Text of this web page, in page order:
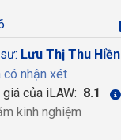
Lưu Thị Thu Hiền
có nhận xét
của iLAW: 8.1
kinh nghiệm